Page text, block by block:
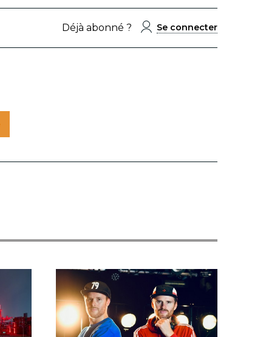
Déjà abonné ? Se connecter